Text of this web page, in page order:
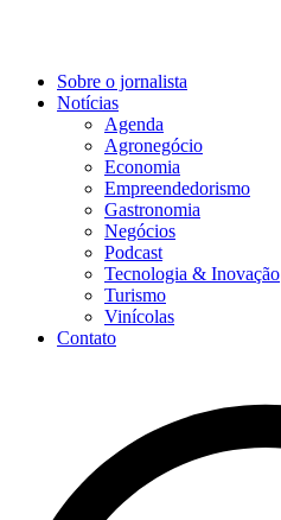
Sobre o jornalista
Notícias
Agenda
Agronegócio
Economia
Empreendedorismo
Gastronomia
Negócios
Podcast
Tecnologia & Inovação
Turismo
Vinícolas
Contato